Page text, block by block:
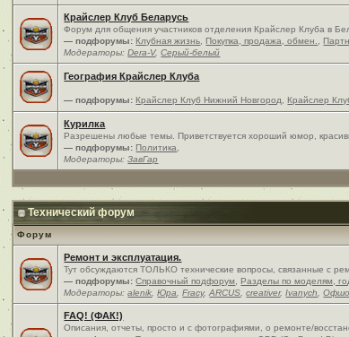
Крайслер Клуб Беларусь
Форум для общения участников отделения Крайслер Клуба в
— подфорумы: Клубная жизнь Покупка, продажа, обмен.
Модераторы:Dera-V,Серый-белый
География Крайслер Клуба
— подфорумы: Крайслер Клуб Нижний Новгород Крайслер
Курилка
Разрешены любые темы. Приветствуется хороший юмор,
— подфорумы: Политика
Модераторы:ЗавГар
Технический форум
Форум
Ремонт и эксплуатация.
Тут обсуждаются ТОЛЬКО технические вопросы, связанные с
— подфорумы: Справочный подфорум Разделы по моделям,
Модераторы:alenik ,Юра ,Fracy,ARCUS ,creativer,Ivanych ,
FAQ! (ФАК!)
Описания, отчеты, просто и c фотографиями, о ремонте/